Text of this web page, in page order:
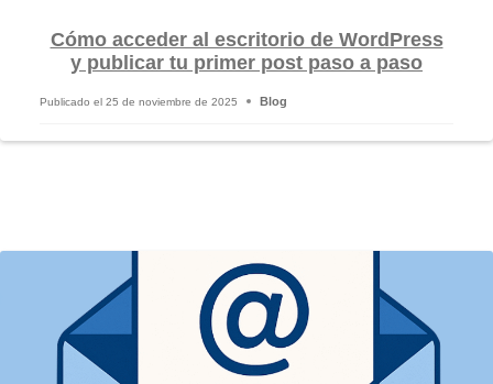
Cómo acceder al escritorio de WordPress
y publicar tu primer post paso a paso
Publicado el 25 de noviembre de 2025 Blog